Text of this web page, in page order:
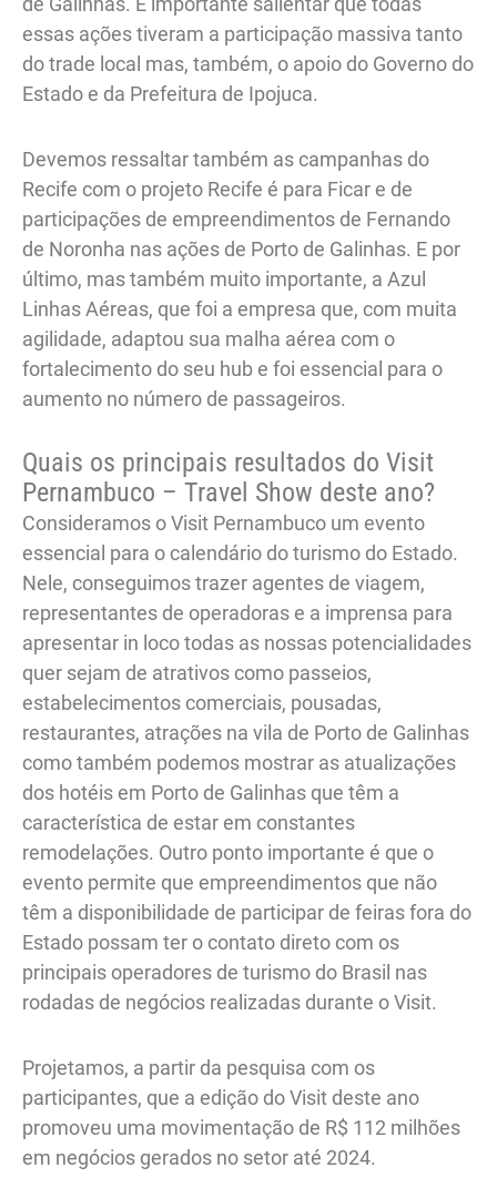
essas ações tiveram a participação massiva tanto
do trade local mas, também, o apoio do Governo do
Estado e da Prefeitura de Ipojuca.
Devemos ressaltar também as campanhas do
Recife com o projeto Recife é para Ficar e de
participações de empreendimentos de Fernando
de Noronha nas ações de Porto de Galinhas. E por
último, mas também muito importante, a Azul
Linhas Aéreas, que foi a empresa que, com muita
agilidade, adaptou sua malha aérea com o
fortalecimento do seu hub e foi essencial para o
aumento no número de passageiros.
Quais os principais resultados do Visit
Pernambuco – Travel Show deste ano?
Consideramos o Visit Pernambuco um evento
essencial para o calendário do turismo do Estado.
Nele, conseguimos trazer agentes de viagem,
representantes de operadoras e a imprensa para
apresentar in loco todas as nossas potencialidades
quer sejam de atrativos como passeios,
estabelecimentos comerciais, pousadas,
restaurantes, atrações na vila de Porto de Galinhas
como também podemos mostrar as atualizações
dos hotéis em Porto de Galinhas que têm a
característica de estar em constantes
remodelações. Outro ponto importante é que o
evento permite que empreendimentos que não
têm a disponibilidade de participar de feiras fora do
Estado possam ter o contato direto com os
principais operadores de turismo do Brasil nas
rodadas de negócios realizadas durante o Visit.
Projetamos, a partir da pesquisa com os
participantes, que a edição do Visit deste ano
promoveu uma movimentação de R$ 112 milhões
em negócios gerados no setor até 2024.